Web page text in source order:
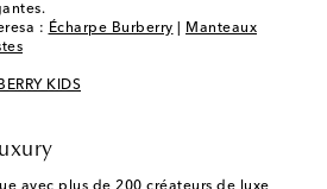
: Écharpe Burberry
Manteaux
KIDS